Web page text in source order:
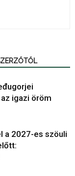
igazi öröm
a 2027-es szöuli